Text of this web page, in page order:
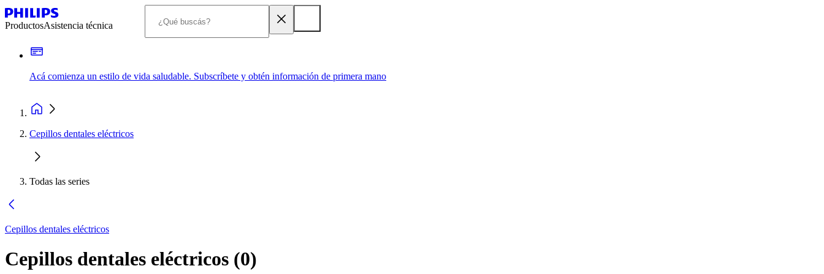
ProductosAsistencia técnica
Acá comienza un estilo de vida saludable. Subscríbete y obtén información de primera mano
Cepillos dentales eléctricos
Todas las series
Cepillos dentales eléctricos
Cepillos dentales eléctricos (0)